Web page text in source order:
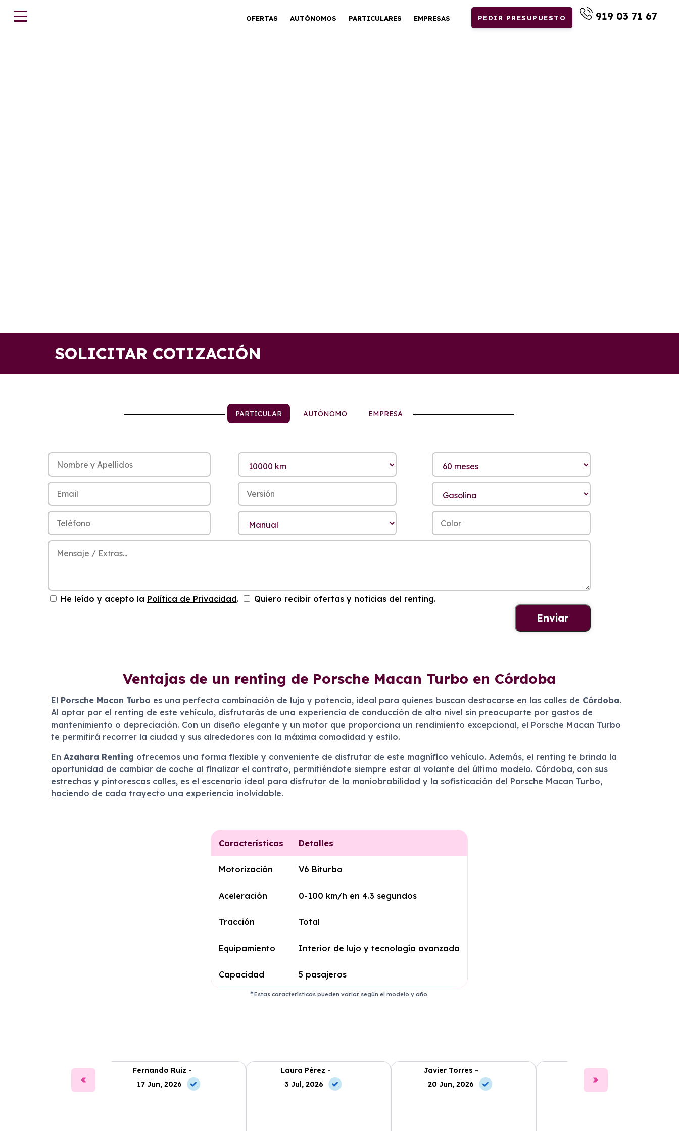
OFERTAS AUTÓNOMOS PARTICULARES EMPRESAS PEDIR PRESUPUESTO 919 03 71 67
SOLICITAR COTIZACIÓN
PARTICULAR AUTÓNOMO EMPRESA
He leído y acepto la Política de Privacidad. Quiero recibir ofertas y noticias del renting.
Ventajas de un renting de Porsche Macan Turbo en Córdoba
El Porsche Macan Turbo es una perfecta combinación de lujo y potencia, ideal para quienes buscan destacarse en las calles de Córdoba.
Al optar por el renting de este vehículo, disfrutarás de una experiencia de conducción de alto nivel sin preocuparte por gastos de
mantenimiento o depreciación. Con un diseño elegante y un motor que proporciona un rendimiento excepcional, el Porsche Macan Turbo
te permitirá recorrer la ciudad y sus alrededores con la máxima comodidad y estilo.
En Azahara Renting ofrecemos una forma flexible y conveniente de disfrutar de este magnífico vehículo. Además, el renting te brinda la
oportunidad de cambiar de coche al finalizar el contrato, permitiéndote siempre estar al volante del último modelo. Córdoba, con sus
estrechas y pintorescas calles, es el escenario ideal para disfrutar de la maniobrabilidad y la sofisticación del Porsche Macan Turbo,
haciendo de cada trayecto una experiencia inolvidable.
Características Detalles
Motorización V6 Biturbo
Aceleración 0-100 km/h en 4.3 segundos
Tracción Total
Equipamiento Interior de lujo y tecnología avanzada
Capacidad 5 pasajeros
Estas características pueden variar según el modelo y año.
Fernando Ruiz -
17 Jun, 2026
Laura Pérez -
3 Jul, 2026
Javier Torres -
20 Jun, 2026
Clara Gómez -
10 Jun, 2026